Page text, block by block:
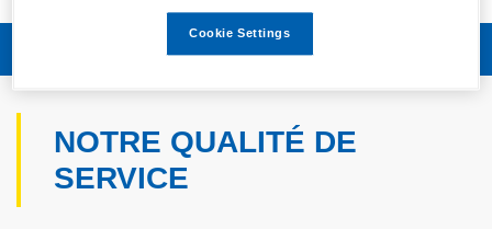
NOTRE QUALITÉ DE
SERVICE
Cookie Settings